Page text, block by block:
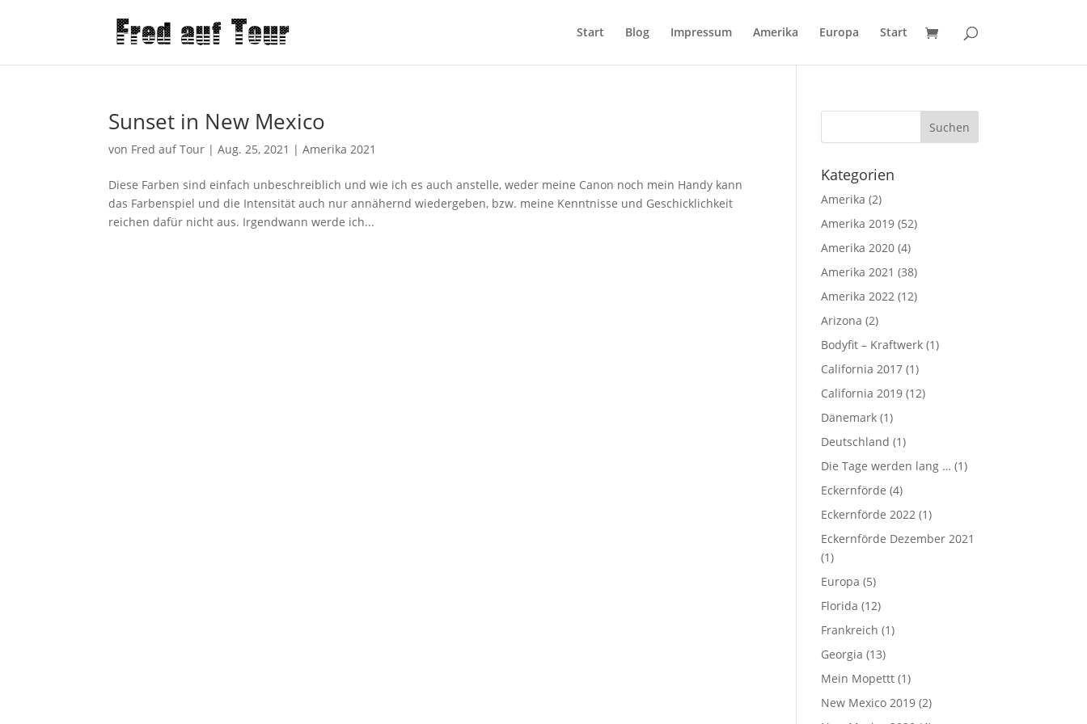
Start Blog Impressum Amerika Europa Start
Sunset in New Mexico
von Fred auf Tour |Aug. 25, 2021 |Amerika 2021
Diese Farben sind einfach unbeschreiblich und wie ich es auch anstelle, weder meine Canon noch mein Handy kann
das Farbenspiel und die Intensität auch nur annähernd wiedergeben, bzw. meine Kenntnisse und Geschicklichkeit
reichen dafür nicht aus. Irgendwann werde ich...
Kategorien
Amerika (2)
Amerika 2019 (52)
Amerika 2020 (4)
Amerika 2021 (38)
Amerika 2022 (12)
Arizona (2)
Bodyfit – Kraftwerk (1)
California 2017 (1)
California 2019 (12)
Dänemark (1)
Deutschland (1)
Die Tage werden lang … (1)
Eckernförde (4)
Eckernförde 2022 (1)
Eckernförde Dezember 2021
(1)
Europa (5)
Florida (12)
Frankreich (1)
Georgia (13)
Mein Mopettt (1)
New Mexico 2019 (2)